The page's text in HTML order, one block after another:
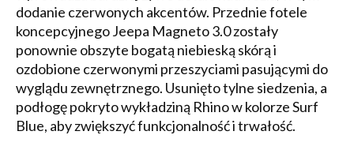
dodanie czerwonych akcentów. Przednie fotele
koncepcyjnego Jeepa Magneto 3.0 zostały
ponownie obszyte bogatą niebieską skórą i
ozdobione czerwonymi przeszyciami pasującymi do
wyglądu zewnętrznego. Usunięto tylne siedzenia, a
podłogę pokryto wykładziną Rhino w kolorze Surf
Blue, aby zwiększyć funkcjonalność i trwałość.